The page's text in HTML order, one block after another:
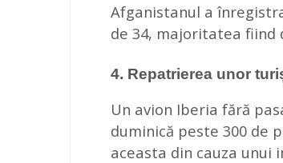
Afganistanul a
de 34, majoritatea fiind
4. Repatrierea unor
Un avion Iberia fără
duminică peste 300 de
aceasta din cauza unui